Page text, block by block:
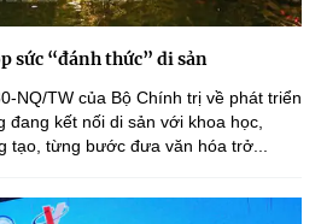
sức “đánh thức” di sản
NQ/TW của Bộ Chính trị về phát triển
kết nối di sản với khoa học,
tạo, từng bước đưa văn hóa trở...